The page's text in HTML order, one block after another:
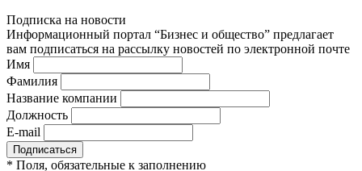
Подписка на новости
Информационный портал “Бизнес и общество” предлагает
вам подписаться на рассылку новостей по электронной почте
Имя
Фамилия
Название компании
Должность
E-mail
* Поля, обязательные к заполнению